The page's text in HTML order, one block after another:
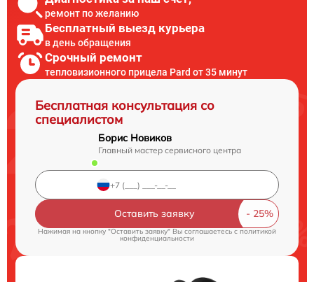
ремонт по желанию
Бесплатный выезд курьера
в день обращения
Срочный ремонт
тепловизионного прицела Pard от 35 минут
Бесплатная консультация со
специалистом
Борис Новиков
Главный мастер сервисного центра
Оставить заявку
Нажимая на кнопку "Оставить заявку" Вы соглашаетесь c политикой
конфиденциальности